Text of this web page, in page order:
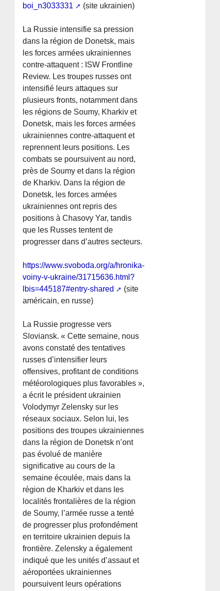
boi_n3033331
(site ukrainien)
La Russie intensifie sa pression
dans la région de Donetsk, mais
les forces armées ukrainiennes
contre-attaquent : ISW Frontline
Review. Les troupes russes ont
intensifié leurs attaques sur
plusieurs fronts, notamment dans
les régions de Soumy, Kharkiv et
Donetsk, mais les forces armées
ukrainiennes contre-attaquent et
reprennent leurs positions. Les
combats se poursuivent au nord,
près de Soumy et dans la région
de Kharkiv. Dans la région de
Donetsk, les forces armées
ukrainiennes ont repris des
positions à Chasovy Yar, tandis
que les Russes tentent de
progresser dans d’autres secteurs.
https://www.svoboda.org/a/hronika-
voiny-v-ukraine/31715636.html?
lbis=445187#entry-shared
(site
américain, en russe)
La Russie progresse vers
Sloviansk. « Cette semaine, nous
avons constaté des tentatives
russes d’intensifier leurs
offensives, profitant de conditions
météorologiques plus favorables »,
a écrit le président ukrainien
Volodymyr Zelensky sur les
réseaux sociaux. Selon lui, les
positions des troupes ukrainiennes
dans la région de Donetsk n’ont
pas évolué de manière
significative au cours de la
semaine écoulée, mais dans la
région de Kharkiv et dans les
localités frontalières de la région
de Soumy, l’armée russe a tenté
de progresser plus profondément
en territoire ukrainien depuis la
frontière. Zelensky a également
indiqué que les unités d’assaut et
aéroportées ukrainiennes
poursuivent leurs opérations